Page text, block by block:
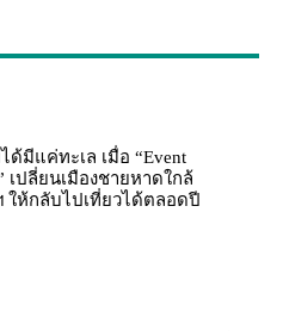
ด้มีแค่ทะเล เมื่อ “Event
เปลี่ยนเมืองชายหาดใกล้
ให้กลับไปเที่ยวได้ตลอดปี